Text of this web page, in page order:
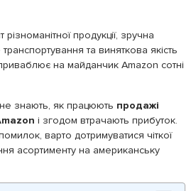
продукції, зручна
та виняткова якість
на майданчик Amazon сотні
знають, як працюють продажі
і згодом втрачають прибуток.
варто дотримуватися чіткої
асортименту на американську